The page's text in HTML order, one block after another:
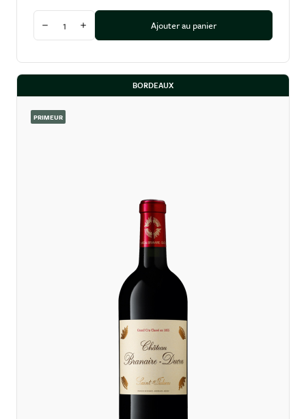
Quantité
Diminuer la quantité
Augmenter la quantitéAjouter au panier
BORDEAUX
PRIMEUR